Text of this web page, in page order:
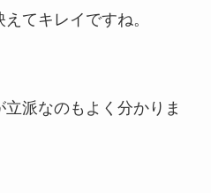
てキレイですね。
派なのもよく分かりま